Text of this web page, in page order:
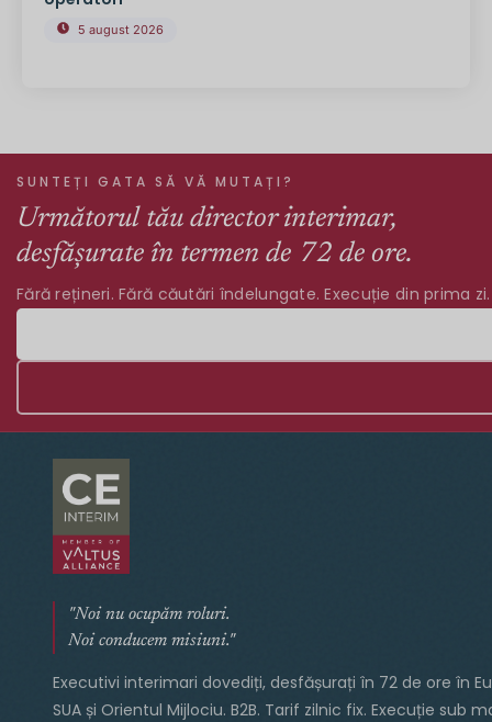
5 august 2026
SUNTEȚI GATA SĂ VĂ MUTAȚI?
Următorul tău director interimar,
desfășurate în termen de 72 de ore.
Fără rețineri. Fără căutări îndelungate. Execuție din prima zi.
"Noi nu ocupăm roluri.
Noi conducem misiuni."
Executivi interimari dovediți, desfășurați în 72 de ore în
SUA și Orientul Mijlociu. B2B. Tarif zilnic fix. Execuție sub